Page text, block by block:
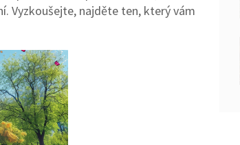
Vyzkoušejte, najděte ten, který vám